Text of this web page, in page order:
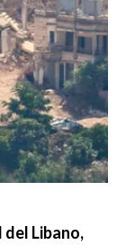
del Libano,